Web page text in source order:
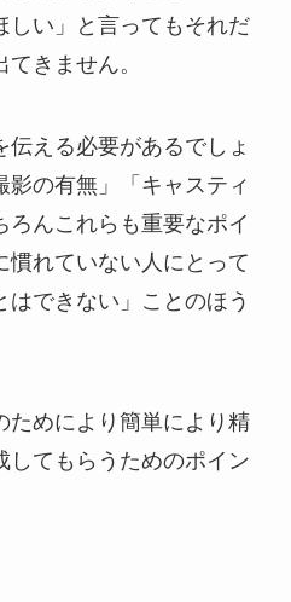
しい」と言ってもそれだ
きません。
える必要があるでしょ
影の有無」「キャスティ
ろんこれらも重要なポイ
慣れていない人にとって
できない」ことのほう
ためにより簡単により精
してもらうためのポイン